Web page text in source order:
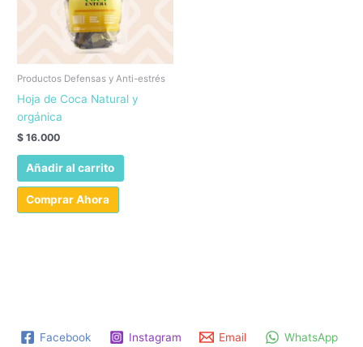
Productos Defensas y Anti-estrés
Hoja de Coca Natural y
orgánica
$ 16.000
Añadir al carrito
Comprar Ahora
Facebook Instagram Email
WhatsApp